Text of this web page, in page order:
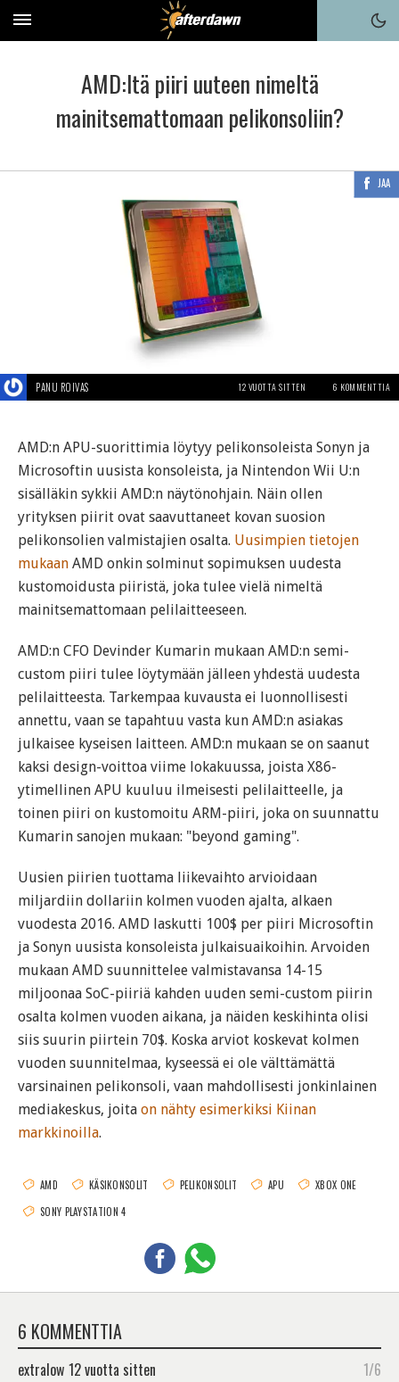
AMD:ltä piiri uuteen nimeltä
mainitsemattomaan pelikonsoliin?
JAA
PANU ROIVAS 12 VUOTTA SITTEN 6 KOMMENTTIA
AMD:n APU-suorittimia löytyy pelikonsoleista Sonyn ja
Microsoftin uusista konsoleista, ja Nintendon Wii U:n
sisälläkin sykkii AMD:n näytönohjain. Näin ollen
yrityksen piirit ovat saavuttaneet kovan suosion
pelikonsolien valmistajien osalta. Uusimpien tietojen
mukaan AMD onkin solminut sopimuksen uudesta
kustomoidusta piiristä, joka tulee vielä nimeltä
mainitsemattomaan pelilaitteeseen.
AMD:n CFO Devinder Kumarin mukaan AMD:n semi-
custom piiri tulee löytymään jälleen yhdestä uudesta
pelilaitteesta. Tarkempaa kuvausta ei luonnollisesti
annettu, vaan se tapahtuu vasta kun AMD:n asiakas
julkaisee kyseisen laitteen. AMD:n mukaan se on saanut
kaksi design-voittoa viime lokakuussa, joista X86-
ytimellinen APU kuuluu ilmeisesti pelilaitteelle, ja
toinen piiri on kustomoitu ARM-piiri, joka on suunnattu
Kumarin sanojen mukaan: "beyond gaming".
Uusien piirien tuottama liikevaihto arvioidaan
miljardiin dollariin kolmen vuoden ajalta, alkaen
vuodesta 2016. AMD laskutti 100$ per piiri Microsoftin
ja Sonyn uusista konsoleista julkaisuaikoihin. Arvoiden
mukaan AMD suunnittelee valmistavansa 14-15
miljoonaa SoC-piiriä kahden uuden semi-custom piirin
osalta kolmen vuoden aikana, ja näiden keskihinta olisi
siis suurin piirtein 70$. Koska arviot koskevat kolmen
vuoden suunnitelmaa, kyseessä ei ole välttämättä
varsinainen pelikonsoli, vaan mahdollisesti jonkinlainen
mediakeskus, joita on nähty esimerkiksi Kiinan
markkinoilla.
AMD KÄSIKONSOLIT PELIKONSOLIT APU
XBOX ONE
SONY PLAYSTATION 4
6 KOMMENTTIA
extralow 12 vuotta sitten 1/6